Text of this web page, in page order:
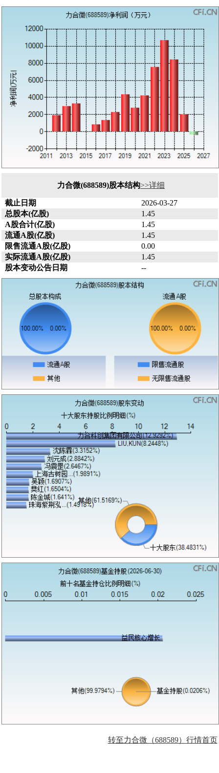
力合微(688589)股本结构>>详细
截止日期
2026-03-27
总股本(亿股)
1.45
A股合计(亿股)
1.45
流通A股(亿股)
1.45
限售流通A股(亿股)
0.00
实际流通A股(亿股)
1.45
股本变动公告日期
--
转至力合微（688589）行情首页